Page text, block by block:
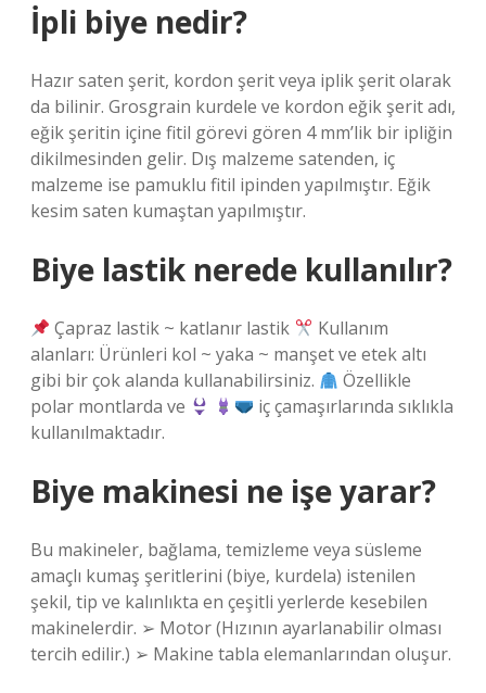
İpli biye nedir?
Hazır saten şerit, kordon şerit veya iplik şerit olarak
da bilinir. Grosgrain kurdele ve kordon eğik şerit adı,
eğik şeritin içine fitil görevi gören 4 mm’lik bir ipliğin
dikilmesinden gelir. Dış malzeme satenden, iç
malzeme ise pamuklu fitil ipinden yapılmıştır. Eğik
kesim saten kumaştan yapılmıştır.
Biye lastik nerede kullanılır?
Çapraz lastik ~ katlanır lastik
Kullanım
alanları: Ürünleri kol ~ yaka ~ manşet ve etek altı
gibi bir çok alanda kullanabilirsiniz.
Özellikle
polar montlarda ve
iç çamaşırlarında sıklıkla
kullanılmaktadır.
Biye makinesi ne işe yarar?
Bu makineler, bağlama, temizleme veya süsleme
amaçlı kumaş şeritlerini (biye, kurdela) istenilen
şekil, tip ve kalınlıkta en çeşitli yerlerde kesebilen
makinelerdir. ➢ Motor (Hızının ayarlanabilir olması
tercih edilir.) ➢ Makine tabla elemanlarından oluşur.